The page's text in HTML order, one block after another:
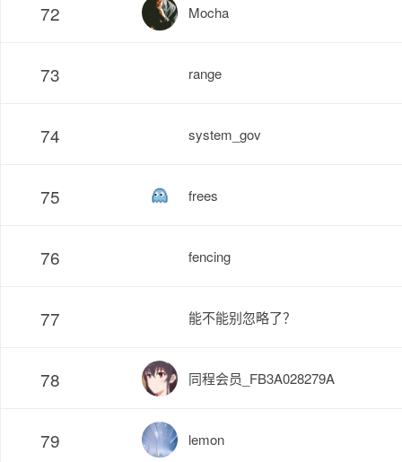
72 Mocha
73 range
74 system_gov
75 frees
76 fencing
77 能不能别忽略了？
78 同程会员_FB3A028279A
79 lemon